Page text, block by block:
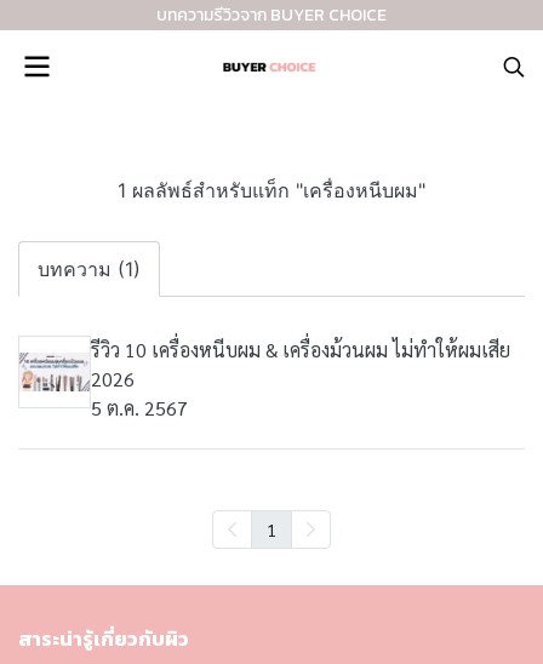
บทความรีวิวจาก BUYER CHOICE
1 ผลลัพธ์สำหรับแท็ก "เครื่องหนีบผม"
บทความ (1)
รีวิว 10 เครื่องหนีบผม & เครื่องม้วนผม ไม่ทำให้ผมเสีย
2026
5 ต.ค. 2567
1
สาระน่ารู้เกี่ยวกับผิว